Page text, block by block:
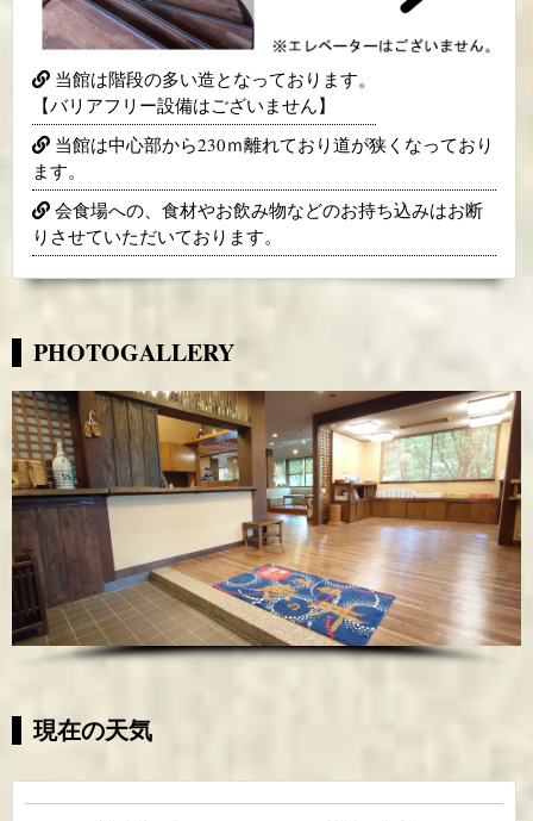
当館は階段の多い造となっております。
【バリアフリー設備はございません】
当館は中心部から230ｍ離れており道が狭くなっており
ます。
会食場への、食材やお飲み物などのお持ち込みはお断
りさせていただいております。
PHOTOGALLERY
現在の天気